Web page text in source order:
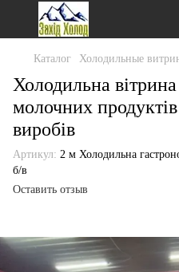
Каталог Холодильные
Холодильна
молочних
виробів
Артикул: 2 м Холодильна
б/в
Оставить отзыв